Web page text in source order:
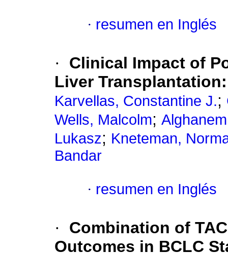
· resumen en Inglés
·
Clinical Impact of
Liver
Karvellas, Constantine J.;
Wells, Malcolm;
Lukasz; Kneteman,
Bandar
· resumen en Inglés
·
Combination of
Outcomes in BCLC